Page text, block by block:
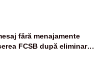
trebuie să continue
fără menajamente
FCSB după eliminarea
League